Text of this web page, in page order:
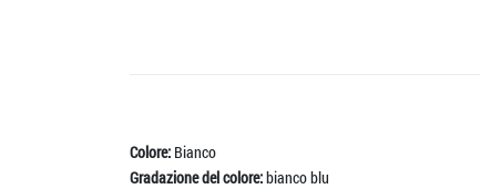
Colore: Bianco
Gradazione del colore:bianco blu